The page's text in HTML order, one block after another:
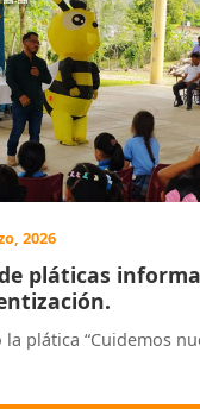
2026
pláticas
la plática “Cuidemos